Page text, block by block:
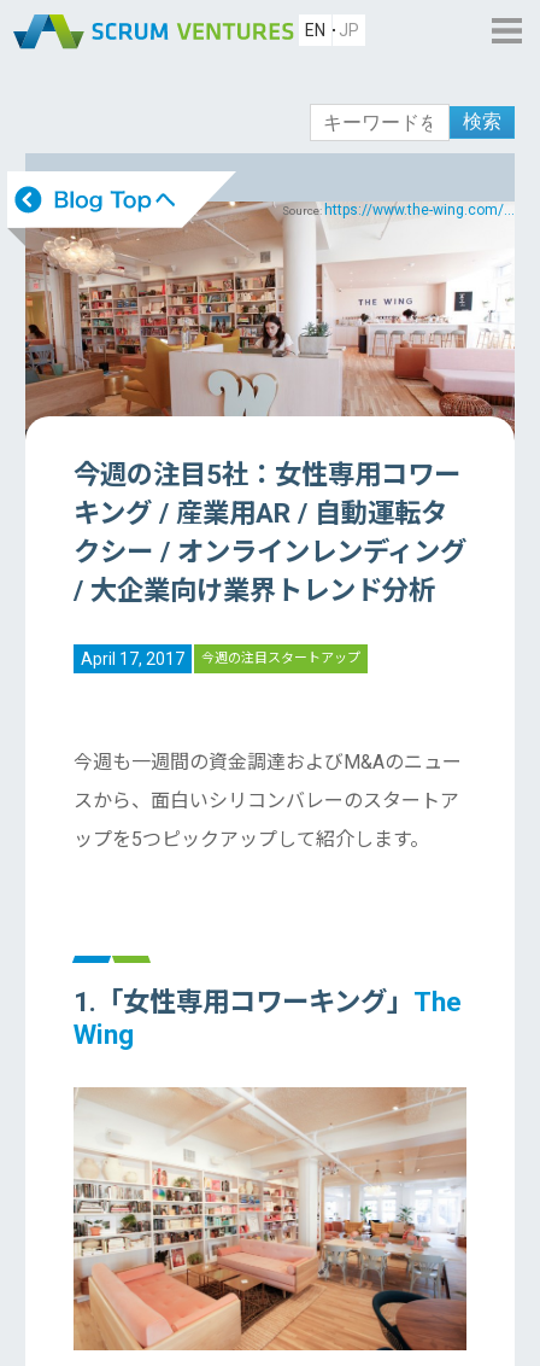
EN JP
検索
Source: https://www.the-wing.com/...
今週の注目5社：女性専用コワー
キング / 産業用AR / 自動運転タ
クシー / オンラインレンディング
/ 大企業向け業界トレンド分析
April 17, 2017 今週の注目スタートアップ
今週も一週間の資金調達およびM&Aのニュー
スから、面白いシリコンバレーのスタートア
ップを5つピックアップして紹介します。
1.「女性専用コワーキング」 The
Wing